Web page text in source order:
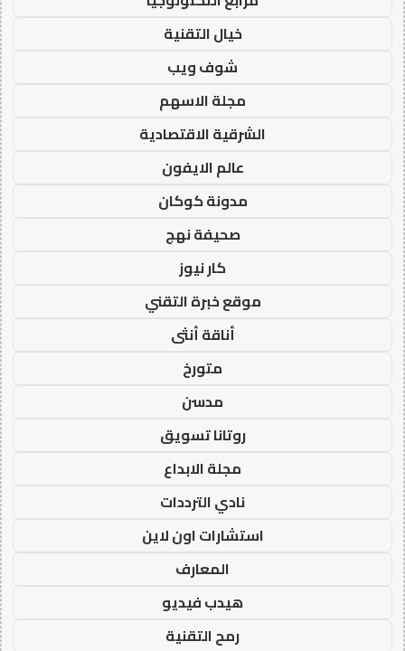
خيال التقنية
شوف ويب
مجلة الاسهم
الشرقية الاقتصادية
عالم الايفون
مدونة كوكان
صحيفة نهج
كار نيوز
موقع خبرة التقني
أناقة أنثى
متورخ
مدسن
روتانا تسويق
مجلة الابداع
نادي الترددات
استشارات اون لاين
المعارف
هيدب فيديو
رمح التقنية